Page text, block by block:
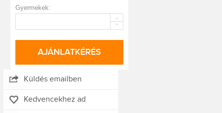
Gyermekek:
AJÁNLATKÉRÉS
Küldés emailben
Kedvencekhez ad